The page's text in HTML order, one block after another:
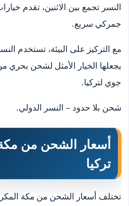
النسر تجمع بين الاثنين، تقدم
جمركي سريع.
مع التركيز على البيئة، تستخدم
يجعلها الخيار الأمثل لشحن
جوي لتركيا.
شحن بلا حدود – النسر الدولي.
أسعار الشحن من
تركيا
تختلف أسعار الشحن من مكة